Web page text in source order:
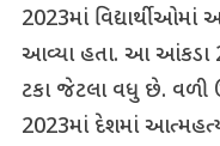
2023માં
આવ્યા હતા. આ આંકડા
ટકા જેટલા વધુ છે.
2023માં દેશમાં